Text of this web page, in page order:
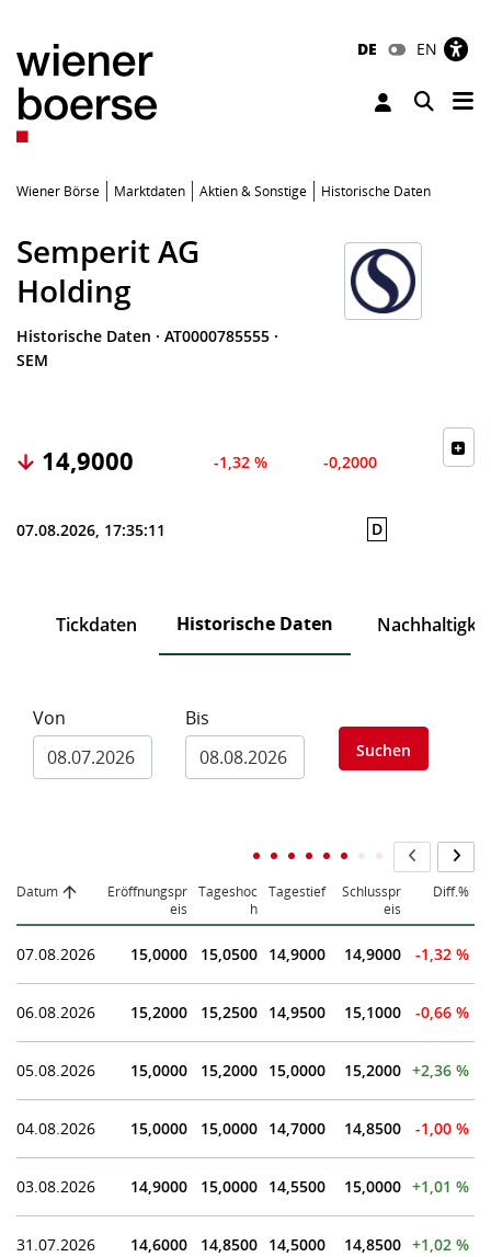
DE EN
Toggle
Wiener Börse Marktdaten Aktien & Sonstige Historische Daten
Semperit AG
Holding
Historische Daten · AT0000785555 ·
SEM
14,9000 -1,32 % -0,2000
07.08.2026, 17:35:11 D
Tickdaten Historische Daten
Von Bis
Suchen
Datum
Eröffnungspr
eis
Tageshoc
h
Tagestief
Schlusspr
eis
Diff.%
07.08.2026 15,0000 15,0500 14,9000 14,9000 -1,32 %
06.08.2026 15,2000 15,2500 14,9500 15,1000 -0,66 %
05.08.2026 15,0000 15,2000 15,0000 15,2000 +2,36 %
04.08.2026 15,0000 15,0000 14,7000 14,8500 -1,00 %
03.08.2026 14,9000 15,0000 14,5500 15,0000 +1,01 %
31.07.2026 14,6000 14,8500 14,5000 14,8500 +1,02 %